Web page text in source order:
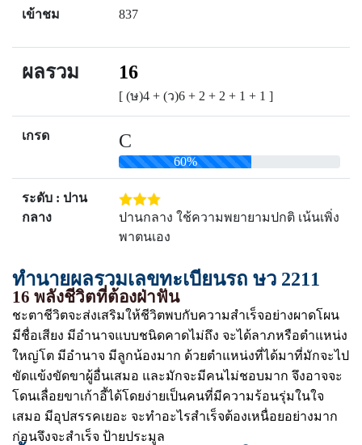
เข้าชม 837
ผลรวม 16
[ (ษ)4 + (ว)6 + 2 + 2 + 1 + 1 ]
เกรด C
60%
ระดับ : ปาน
กลาง
ปานกลาง ใช้ความพยายามปกติ เน้นเพิ่ง
พาตนเอง
ทำนายผลรวมเลขทะเบียนรถ ษว 2211
16 พลังชีวิตที่ต้องฝ่าฟัน
ชะตาชีวิตจะส่งเสริมให้ชีวิตพบกับความสำเร็จอย่างผาดโผน
มีชื่อเสียง มีอำนาจแบบชนิดคาดไม่ถึง จะได้ลาภหรือตำแหน่ง
ใหญ่โต มีอำนาจ มีลูกน้องมาก ด้วยตำแหน่งที่ได้มาที่มักจะไป
ขัดแข้งขัดขาผู้อื่นเสมอ และมักจะมีคนไม่ชอบมาก จึงอาจจะ
โดนเลื่อยขาเก้าอี้ได้โดยง่ายเป็นคนที่มีความร้อนรุ่มในใจ
เสมอ มีอุปสรรคเยอะ จะทำอะไรสำเร็จต้องเหนื่อยอย่างมาก
ก่อนจึงจะสำเร็จ ป้ายประมูล